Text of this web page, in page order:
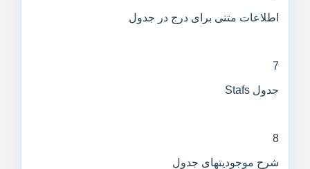
اطلاعات متنی برای درج در جدول
7
جدول Stafs
8
شرح موجودیتهای جدول